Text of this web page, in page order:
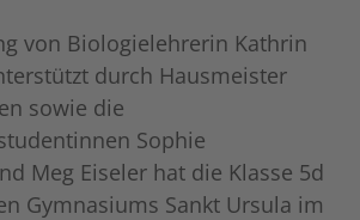
von Biologielehrerin Kathrin
durch Hausmeister
sowie die
Sophie
Meg Eiseler hat die Klasse 5d
Gymnasiums Sankt Ursula im